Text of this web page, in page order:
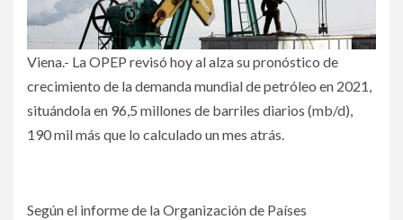
Viena.- La OPEP revisó hoy al alza su pronóstico de
crecimiento de la demanda mundial de petróleo en 2021,
situándola en 96,5 millones de barriles diarios (mb/d),
190 mil más que lo calculado un mes atrás.
Según el informe de la Organización de Países